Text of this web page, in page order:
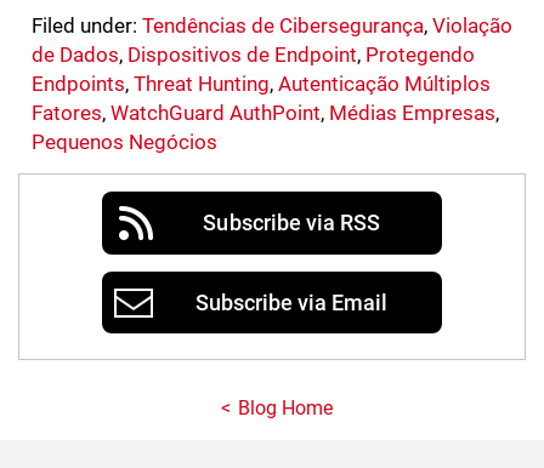
Filed under: Tendências de Cibersegurança,Violação
de Dados, Dispositivos de Endpoint, Protegendo
Endpoints, Threat Hunting, Autenticação Múltiplos
Fatores, WatchGuard AuthPoint, Médias Empresas,
Pequenos Negócios
Subscribe via RSS
Subscribe via Email
Blog Home